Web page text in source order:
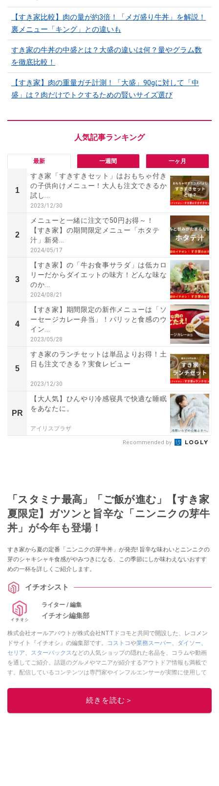
【すき家比較】肉の量が約3倍！「メガ盛り牛丼」を解説！
裏メニュー「キング」との違いも
すき家の牛丼の中盛とは？大盛の違いは何？量やグラム数
を徹底比較！
【すき家】肉の重量ガチ計測！「大盛」90gに対して「中
盛」は？肉だけでトクするための賢いサイズ選び
最新 一週間 一ヶ月
1
すき家「すきすきセット」はおもちゃ付き
の子供向けメニュー！大人も注文できるか
試し...
2023/12/30
2
メニューと一緒に注文で50円お得～！
【すき家】の期間限定メニュー「ホタテ
汁」新発...
2024/05/17
3
【すき家】の「牛お食事サラダ」は低カロ
リーだからダイエットの味方！どんな味な
のか...
2024/08/21
4
【すき家】期間限定の新作メニューは「ソ
ーセージカレー弁当」！パリッと食感のウ
イン...
2023/05/28
5
すき家のランチセットは単品よりお得！土
日も注文できる？実食レビュー
2023/12/30
PR
【大人気】ひんやり冷感寝具で快適な睡眠
をあなたに。
アイリスプラザ
Recommended by
「スタミナ最高」「ご飯が進む」【すき家
夏限定】ガツンと旨辛な「ニンニクの芽牛
丼」が今年も登場！
すき家から夏の定番「ニンニクの芽牛丼」が発売! 旨辛な味わいとニンニクの
芽のシャキシャキ食感がやみつきになる、この季節にしか味わえないおすす
めの一杯を詳しくご紹介します。
イチオシスト
ライター / 編集
イチオシ編集部
株式会社オールアバウトが株式会社NTTドコモと共同で開設した、レコメン
ドサイト『イチオシ』の編集部です。
コストコや業務スーパー、 ダイソー、
セリア、 スターバックスなどの人気ショップの隠れた名品を、コラムや動画
を通してご紹介。話題のグルメやマニアが紹介するアウトドア情報も満載で
す。配信しているコンテンツは専門家やインフルエンサーが実際に使用して
ニュースでフォロー
続きを読む＞